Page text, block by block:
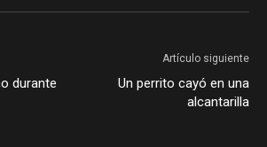
durante
Artículo siguiente
Un perrito cayó en una
alcantarilla